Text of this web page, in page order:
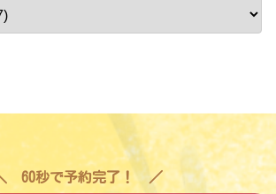
60秒で予約完了！